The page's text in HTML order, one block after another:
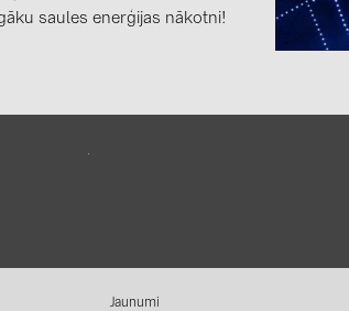
HUAWEI (53)
saules enerģijas nākotni!
Jaunumi